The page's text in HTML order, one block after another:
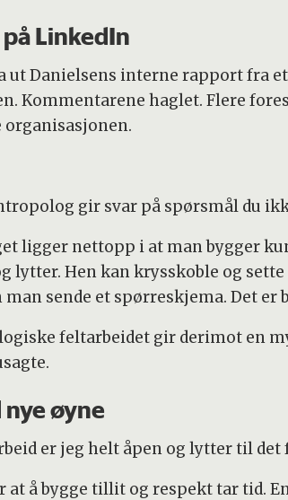
LinkedIn
ut Danielsens interne rapport fra
Kommentarene haglet. Flere
organisasjonen.
gir svar på spørsmål du
ligger nettopp i at man bygger
lytter. Hen kan krysskoble og
sende et spørreskjema. Det er
feltarbeidet gir derimot en
nye øyne
er jeg helt åpen og lytter til
at å bygge tillit og respekt tar tid.